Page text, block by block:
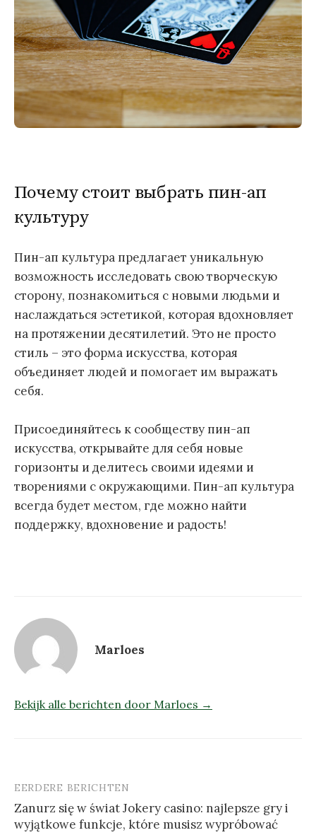
Почему стоит выбрать пин-ап
культуру
Пин-ап культура предлагает уникальную
возможность исследовать свою творческую
сторону, познакомиться с новыми людьми и
наслаждаться эстетикой, которая вдохновляет
на протяжении десятилетий. Это не просто
стиль – это форма искусства, которая
объединяет людей и помогает им выражать
себя.
Присоединяйтесь к сообществу пин-ап
искусства, открывайте для себя новые
горизонты и делитесь своими идеями и
творениями с окружающими. Пин-ап культура
всегда будет местом, где можно найти
поддержку, вдохновение и радость!
Marloes
Bekijk alle berichten door Marloes →
Berichtnavigatie
EERDERE BERICHTEN
Zanurz się w świat Jokery casino: najlepsze gry i
wyjątkowe funkcje, które musisz wypróbować